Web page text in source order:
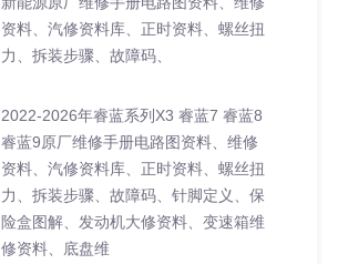
资料、汽修资料库、正时资料、螺丝扭
力、拆装步骤、故障码、
2022-2026年睿蓝系列X3 睿蓝7 睿蓝8
睿蓝9原厂维修手册电路图资料、维修
资料、汽修资料库、正时资料、螺丝扭
力、拆装步骤、故障码、针脚定义、保
险盒图解、发动机大修资料、变速箱维
修资料、底盘维